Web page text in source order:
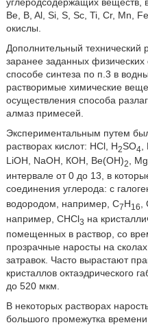
Be, B, Al, Si, S, Sc, Ti, Cr, Mn,
окислы.
Дополнительный технический
заранее заданных физических
способе синтеза по п.3 в
растворимые химические
осуществления способа
алмаз примесей.
Экспериментальным путем
растворах кислот: HCl, H2SO4
LiOH, NaOH, КОН, Be(OH)2,
интервале от 0 до 13, в
соединения углерода: с
водородом, например, С7Н16
например, СНСl3 на
помещенных в раствор, со
прозрачные наросты на
затравок. Часто вырастают
кристаллов октаэдрического
до 520 мкм.
В некоторых растворах
большого промежутка